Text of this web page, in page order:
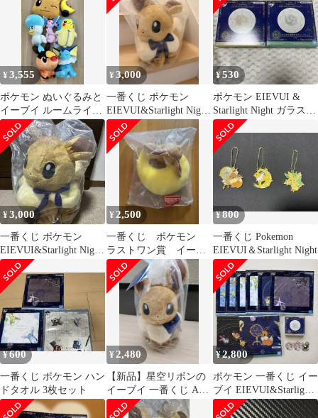
¥3,555
ポケモン ぬいぐるみと
イーブイ ルームライト
のセットです。
¥3,000
一番くじ ポケモン
EIEVUI&Starlight Night
A賞
¥530
ポケモン EIEVUI &
Starlight Night ガラスコ
レクション
¥3,000
一番くじ ポケモン
EIEVUI&Starlight Night
A賞
¥ 2,500
一番くじ ポケモン
ラストワン賞 イーブ
イのお月さまクッショ
ン
¥800
一番くじ Pokemon
EIEVUI＆Starlight Night
¥600
一番くじ ポケモン ハン
ドタオル 3枚セット
¥ 2,480
【新品】星空リボンの
イーブイ 一番くじ A賞
ぬいぐるみ ポケモン
¥2,800
ポケモン 一番くじ イー
ブイ EIEVUI&Starlight
Night